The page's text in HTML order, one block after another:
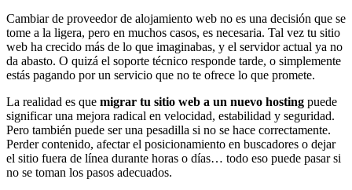
Cambiar de proveedor de alojamiento web no es una decisión que se
tome a la ligera, pero en muchos casos, es necesaria. Tal vez tu sitio
web ha crecido más de lo que imaginabas, y el servidor actual ya no
da abasto. O quizá el soporte técnico responde tarde, o simplemente
estás pagando por un servicio que no te ofrece lo que promete.
La realidad es que migrar tu sitio web a un nuevo hosting puede
significar una mejora radical en velocidad, estabilidad y seguridad.
Pero también puede ser una pesadilla si no se hace correctamente.
Perder contenido, afectar el posicionamiento en buscadores o dejar
el sitio fuera de línea durante horas o días… todo eso puede pasar si
no se toman los pasos adecuados.